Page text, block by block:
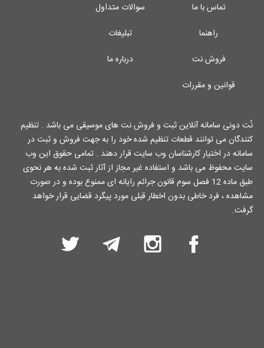
تماس با ما
سوالات متداول
راهنما
تبلیغات
فروش نت
درباره ما
قوانین و مقررات
نُت دونی سامانه آنلاین ثبت و فروش نت های موسیقی می باشد . تنظیم
کنندگان می توانند قطعات تنظیم شده خود را به جهت فروش و ثبت در
سامانه در اختیار کارشناسان وب سایت قرار دهند . تمامی حقوق این وب
سایت محفوظ می باشد و استفاده غیر مجاز از آثار ثبت شده به هر نحوی
طبق ماده 12 فصل سوم قانون جرائم رایانه ای ممنوع بوده و در صورت
مشاهده ، فرد خاطی بدون اخطار قبلی مورد پیگرد قضایی قرار خواهد
گرفت.